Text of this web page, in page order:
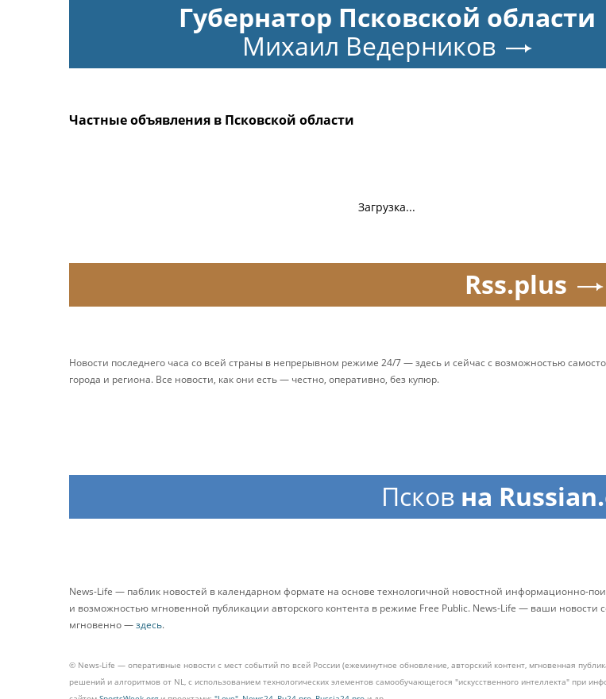
Губернатор Псковской области
Михаил Ведерников
Частные объявления в Псковской области
Загрузка...
Rss.plus
Новости последнего часа со всей страны в непрерывном режиме 24/7 — здесь и сейчас с возможностью
города и региона. Все новости, как они есть — честно, оперативно, без купюр.
Псков на
News-Life — паблик новостей в календарном формате на основе технологичной новостной информационно-
и возможностью мгновенной публикации авторского контента в режиме Free Public. News-Life — ваши
мгновенно —здесь.
© News-Life — оперативные новости с мест событий по всей России (ежеминутное обновление, авторский контент, мгновенная
решений и алгоритмов от NL, с использованием технологических элементов самообучающегося "искусственного интеллекта" при